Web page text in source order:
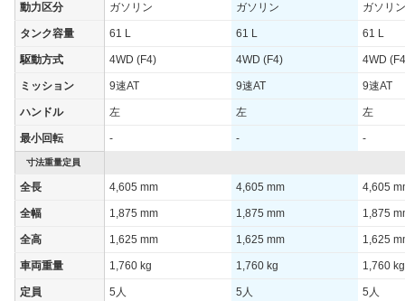
動力区分 ガソリン ガソリン ガソリン
タンク容量 61 L 61 L 61 L
駆動方式 4WD (F4) 4WD (F4) 4WD
ミッション 9速AT 9速AT 9速AT
ハンドル 左 左 左
最小回転 - - -
寸法重量定員
全長 4,605 mm 4,605 mm 4,605
全幅 1,875 mm 1,875 mm 1,875
全高 1,625 mm 1,625 mm 1,625
車両重量 1,760 kg 1,760 kg 1,760 kg
定員 5人 5人 5人